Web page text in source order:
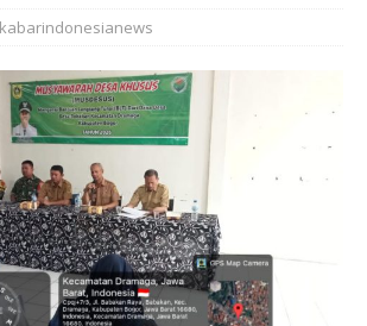
kabarindonesianews